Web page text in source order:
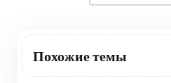
Похожие темы